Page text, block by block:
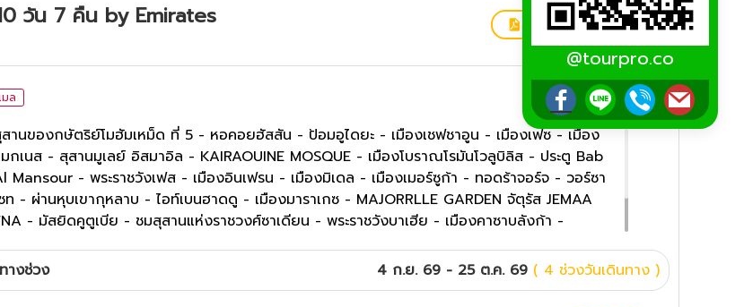
@tourpro.co
วัน 7 คืน by Emirates ดาวน์โหลดโปรแกรมทัวร์
มล
านของกษัตริย์โมฮัมเหม็ด ที่ 5 - หอคอยฮัสสัน - ป้อมอูไดยะ - เมืองเชฟชาอูน - เมืองเฟซ - เมือง
กเนส - สุสานมูเลย์ อิสมาอิล - KAIRAOUINE MOSQUE - เมืองโบราณโรมันโวลูบิลิส - ประตู Bab
Mansour - พระราชวังเฟส - เมืองอินเฟรน - เมืองมิเดล - เมืองเมอร์ซูก้า - ทอดร้าจอร์จ - วอร์ซา
ท - ผ่านหุบเขากุหลาบ - ไอท์เบนฮาดดู - เมืองมาราเกซ - MAJORRLLE GARDEN จัตุรัส JEMAA
- มัสยิดคูตูเบีย - ชมสุสานแห่งราชวงศ์ซาเดียน - พระราชวังบาเฮีย - เมืองคาซาบลังก้า -
ดาว
างช่วง 4 ก.ย. 69 - 25 ต.ค. 69 ( 4 ช่วงวันเดินทาง )